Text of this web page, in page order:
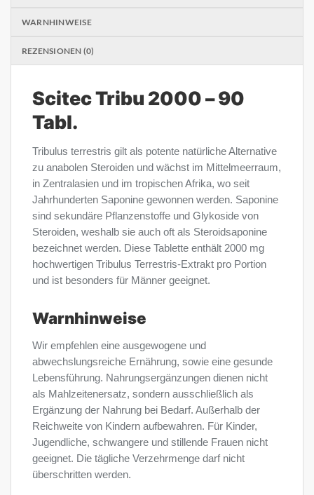
WARNHINWEISE
REZENSIONEN (0)
Scitec Tribu 2000 – 90
Tabl.
Tribulus terrestris gilt als potente natürliche Alternative
zu anabolen Steroiden und wächst im Mittelmeerraum,
in Zentralasien und im tropischen Afrika, wo seit
Jahrhunderten Saponine gewonnen werden. Saponine
sind sekundäre Pflanzenstoffe und Glykoside von
Steroiden, weshalb sie auch oft als Steroidsaponine
bezeichnet werden. Diese Tablette enthält 2000 mg
hochwertigen Tribulus Terrestris-Extrakt pro Portion
und ist besonders für Männer geeignet.
Warnhinweise
Wir empfehlen eine ausgewogene und
abwechslungsreiche Ernährung, sowie eine gesunde
Lebensführung. Nahrungsergänzungen dienen nicht
als Mahlzeitenersatz, sondern ausschließlich als
Ergänzung der Nahrung bei Bedarf. Außerhalb der
Reichweite von Kindern aufbewahren. Für Kinder,
Jugendliche, schwangere und stillende Frauen nicht
geeignet. Die tägliche Verzehrmenge darf nicht
überschritten werden.